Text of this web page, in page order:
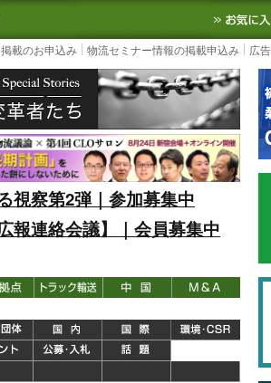
の物流ニュースサイト3PL, SCMなど国内外の最
載のお申込み 物流セミナー情報の掲載申込み 広
視察第2弾｜参加募集中
報連絡会議】｜会員募集中